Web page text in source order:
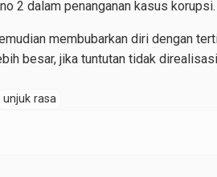
2 dalam penanganan kasus korupsi.
membubarkan diri dengan
besar, jika tuntutan tidak
unjuk rasa